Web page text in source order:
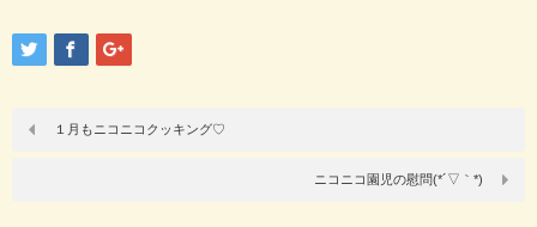
１月もニコニコクッキング♡
ニコニコ園児の慰問(*´▽｀*)